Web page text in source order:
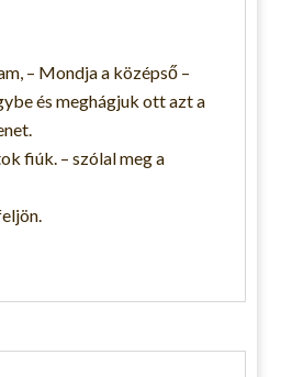
– Mondja a középső –
és meghágjuk ott azt a
fiúk. – szólal meg a